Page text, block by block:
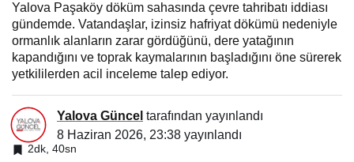
Yalova Paşaköy döküm sahasında çevre tahribatı iddiası
gündemde. Vatandaşlar, izinsiz hafriyat dökümü nedeniyle
ormanlık alanların zarar gördüğünü, dere yatağının
kapandığını ve toprak kaymalarının başladığını öne sürerek
yetkililerden acil inceleme talep ediyor.
Yalova Güncel tarafından yayınlandı
8 Haziran 2026, 23:38 yayınlandı
2dk, 40sn